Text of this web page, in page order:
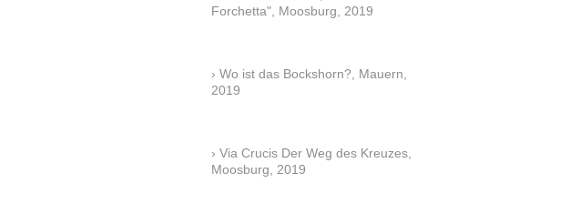
Forchetta", Moosburg, 2019
Wo ist das Bockshorn?, Mauern,
2019
Via Crucis Der Weg des Kreuzes,
Moosburg, 2019